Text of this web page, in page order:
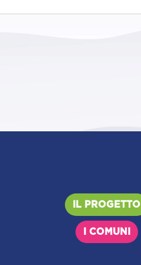
IL PROGETTO
I COMUNI